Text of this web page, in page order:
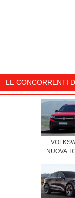
LE CONCORRENTI
NUOVA